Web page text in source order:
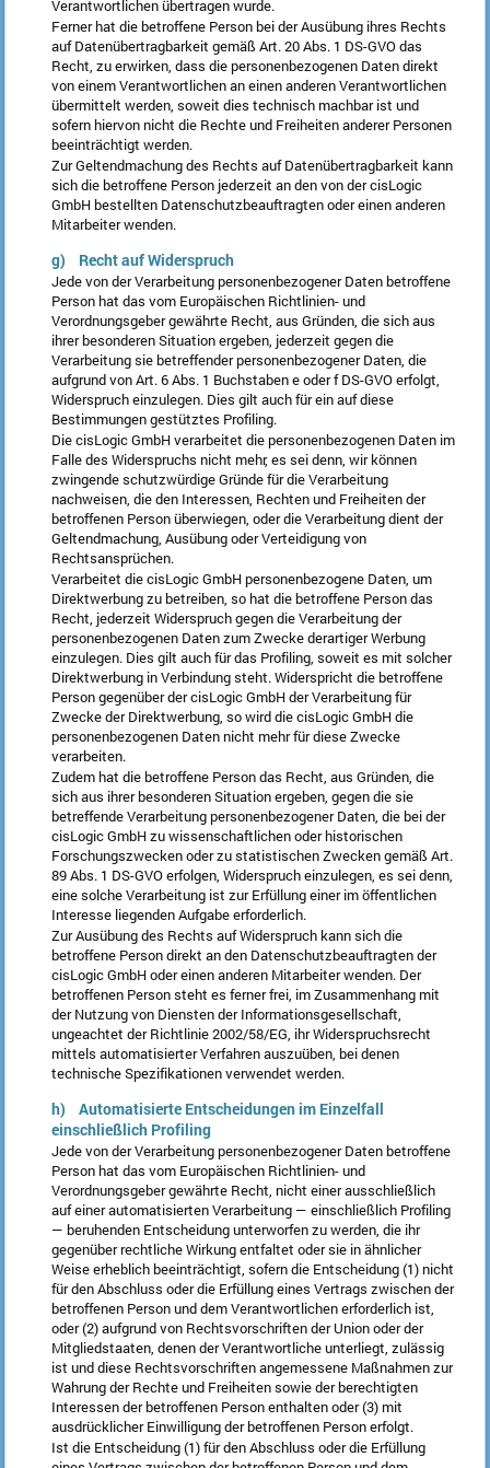
Verantwortlichen übertragen wurde.
Ferner hat die betroffene Person bei der Ausübung ihres Rechts
auf Datenübertragbarkeit gemäß Art. 20 Abs. 1 DS-GVO das
Recht, zu erwirken, dass die personenbezogenen Daten direkt
von einem Verantwortlichen an einen anderen Verantwortlichen
übermittelt werden, soweit dies technisch machbar ist und
sofern hiervon nicht die Rechte und Freiheiten anderer Personen
beeinträchtigt werden.
Zur Geltendmachung des Rechts auf Datenübertragbarkeit kann
sich die betroffene Person jederzeit an den von der cisLogic
GmbH bestellten Datenschutzbeauftragten oder einen anderen
Mitarbeiter wenden.
g) Recht auf Widerspruch
Jede von der Verarbeitung personenbezogener Daten betroffene
Person hat das vom Europäischen Richtlinien- und
Verordnungsgeber gewährte Recht, aus Gründen, die sich aus
ihrer besonderen Situation ergeben, jederzeit gegen die
Verarbeitung sie betreffender personenbezogener Daten, die
aufgrund von Art. 6 Abs. 1 Buchstaben e oder f DS-GVO erfolgt,
Widerspruch einzulegen. Dies gilt auch für ein auf diese
Bestimmungen gestütztes Profiling.
Die cisLogic GmbH verarbeitet die personenbezogenen Daten im
Falle des Widerspruchs nicht mehr, es sei denn, wir können
zwingende schutzwürdige Gründe für die Verarbeitung
nachweisen, die den Interessen, Rechten und Freiheiten der
betroffenen Person überwiegen, oder die Verarbeitung dient der
Geltendmachung, Ausübung oder Verteidigung von
Rechtsansprüchen.
Verarbeitet die cisLogic GmbH personenbezogene Daten, um
Direktwerbung zu betreiben, so hat die betroffene Person das
Recht, jederzeit Widerspruch gegen die Verarbeitung der
personenbezogenen Daten zum Zwecke derartiger Werbung
einzulegen. Dies gilt auch für das Profiling, soweit es mit solcher
Direktwerbung in Verbindung steht. Widerspricht die betroffene
Person gegenüber der cisLogic GmbH der Verarbeitung für
Zwecke der Direktwerbung, so wird die cisLogic GmbH die
personenbezogenen Daten nicht mehr für diese Zwecke
verarbeiten.
Zudem hat die betroffene Person das Recht, aus Gründen, die
sich aus ihrer besonderen Situation ergeben, gegen die sie
betreffende Verarbeitung personenbezogener Daten, die bei der
cisLogic GmbH zu wissenschaftlichen oder historischen
Forschungszwecken oder zu statistischen Zwecken gemäß Art.
89 Abs. 1 DS-GVO erfolgen, Widerspruch einzulegen, es sei denn,
eine solche Verarbeitung ist zur Erfüllung einer im öffentlichen
Interesse liegenden Aufgabe erforderlich.
Zur Ausübung des Rechts auf Widerspruch kann sich die
betroffene Person direkt an den Datenschutzbeauftragten der
cisLogic GmbH oder einen anderen Mitarbeiter wenden. Der
betroffenen Person steht es ferner frei, im Zusammenhang mit
der Nutzung von Diensten der Informationsgesellschaft,
ungeachtet der Richtlinie 2002/58/EG, ihr Widerspruchsrecht
mittels automatisierter Verfahren auszuüben, bei denen
technische Spezifikationen verwendet werden.
h) Automatisierte Entscheidungen im Einzelfall
einschließlich Profiling
Jede von der Verarbeitung personenbezogener Daten betroffene
Person hat das vom Europäischen Richtlinien- und
Verordnungsgeber gewährte Recht, nicht einer ausschließlich
auf einer automatisierten Verarbeitung — einschließlich Profiling
— beruhenden Entscheidung unterworfen zu werden, die ihr
gegenüber rechtliche Wirkung entfaltet oder sie in ähnlicher
Weise erheblich beeinträchtigt, sofern die Entscheidung (1) nicht
für den Abschluss oder die Erfüllung eines Vertrags zwischen der
betroffenen Person und dem Verantwortlichen erforderlich ist,
oder (2) aufgrund von Rechtsvorschriften der Union oder der
Mitgliedstaaten, denen der Verantwortliche unterliegt, zulässig
ist und diese Rechtsvorschriften angemessene Maßnahmen zur
Wahrung der Rechte und Freiheiten sowie der berechtigten
Interessen der betroffenen Person enthalten oder (3) mit
ausdrücklicher Einwilligung der betroffenen Person erfolgt.
Ist die Entscheidung (1) für den Abschluss oder die Erfüllung